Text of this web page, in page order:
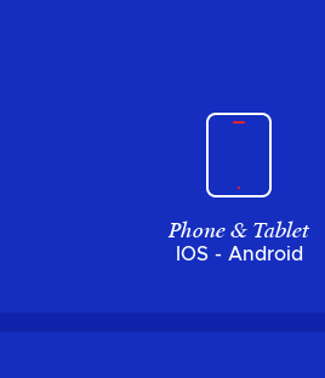
Phone & Tablet
IOS - Android